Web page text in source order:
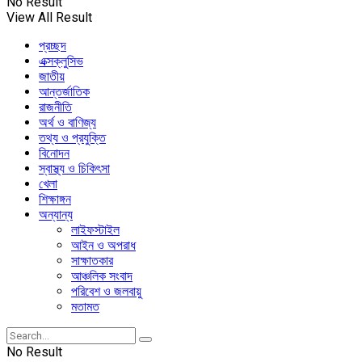
View All Result
প্রচ্ছদ
এক্সক্লুসিভ
জাতীয়
আন্তর্জাতিক
রাজনীতি
অর্থ ও বাণিজ্য
তথ্য ও প্রযুক্তি
বিনোদন
স্বাস্থ্য ও চিকিৎসা
খেলা
শিক্ষাঙ্গন
অন্যান্য
লাইফস্টাইল
আইন ও অপরাধ
সাক্ষাতকার
আঞ্চলিক সংবাদ
পরিবেশ ও জলবায়ু
মতামত
No Result